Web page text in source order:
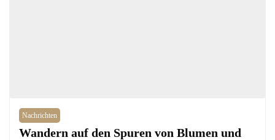
Nachrichten
Wandern auf den Spuren von Blumen und